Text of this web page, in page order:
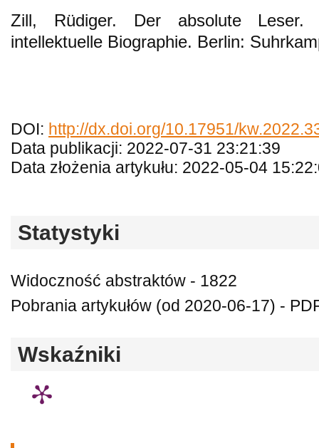
Zill, Rüdiger. Der absolute Leser.
intellektuelle Biographie. Berlin:
DOI: http://dx.doi.org/10.17951/
Data publikacji: 2022-07-31 23:21:39
Data złożenia artykułu: 2022-05-04
Statystyki
Widoczność abstraktów - 1822
Pobrania artykułów (od 2020-06-17) -
Wskaźniki